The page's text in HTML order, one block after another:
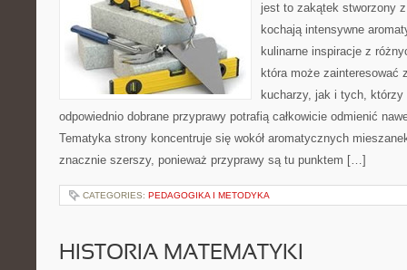
jest to zakątek stworzony
kochają intensywne
kulinarne inspiracje z
która może zainteresować
kucharzy, jak i tych, którzy
odpowiednio dobrane przyprawy potrafią całkowicie odmienić
Tematyka strony koncentruje się wokół aromatycznych
znacznie szerszy, ponieważ przyprawy są tu punktem […]
CATEGORIES: PEDAGOGIKA I METODYKA
HISTORIA MATEMATYKI